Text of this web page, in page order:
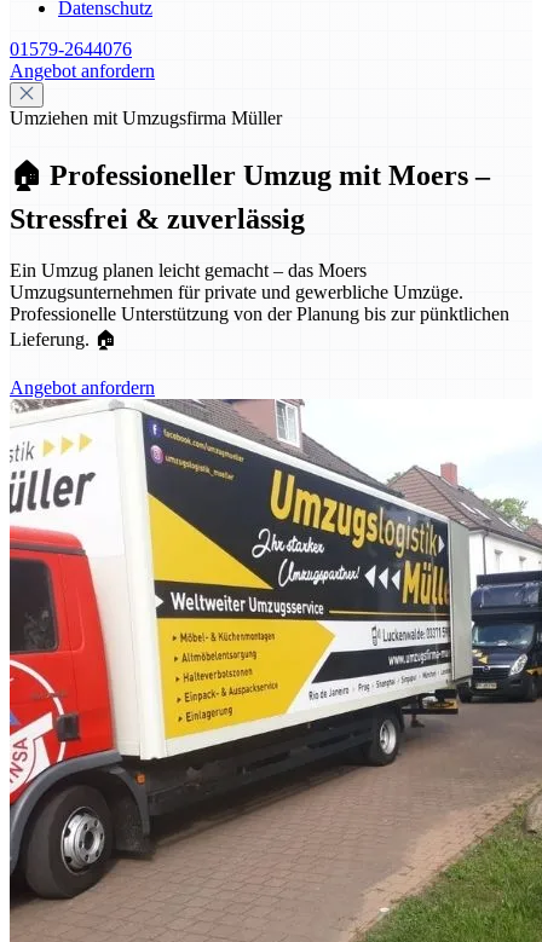
Datenschutz
01579-2644076
Angebot anfordern
Umziehen mit Umzugsfirma Müller
🏠 Professioneller Umzug mit Moers –
Stressfrei & zuverlässig
Ein Umzug planen leicht gemacht – das Moers
Umzugsunternehmen für private und gewerbliche Umzüge.
Professionelle Unterstützung von der Planung bis zur pünktlichen
Lieferung. 🏠
Angebot anfordern